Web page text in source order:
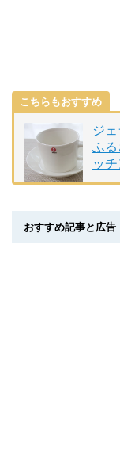
こちらもおすすめ
ジ
ふる
ッ
おすすめ記事と広告